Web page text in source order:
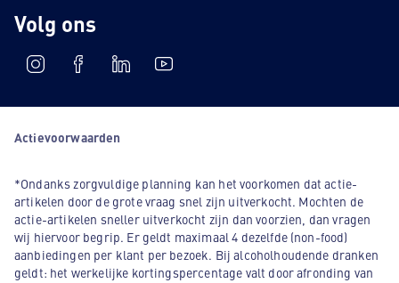
Volg ons
Actievoorwaarden
*Ondanks zorgvuldige planning kan het voorkomen dat actie-
artikelen door de grote vraag snel zijn uitverkocht. Mochten de
actie-artikelen sneller uitverkocht zijn dan voorzien, dan vragen
wij hiervoor begrip. Er geldt maximaal 4 dezelfde (non-food)
aanbiedingen per klant per bezoek. Bij alcoholhoudende dranken
geldt: het werkelijke kortingspercentage valt door afronding van